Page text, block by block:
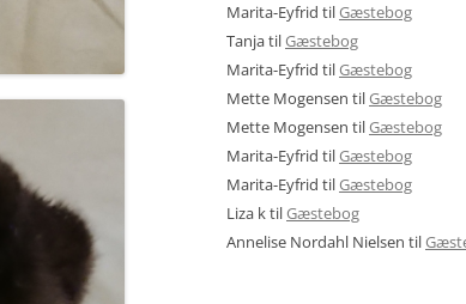
Marita-Eyfrid tilGæstebog
TanjatilGæstebog
Marita-Eyfrid tilGæstebog
Mette Mogensen tilGæstebog
Mette Mogensen tilGæstebog
Marita-Eyfrid tilGæstebog
Marita-Eyfrid tilGæstebog
Liza ktilGæstebog
Annelise Nordahl Nielsen til